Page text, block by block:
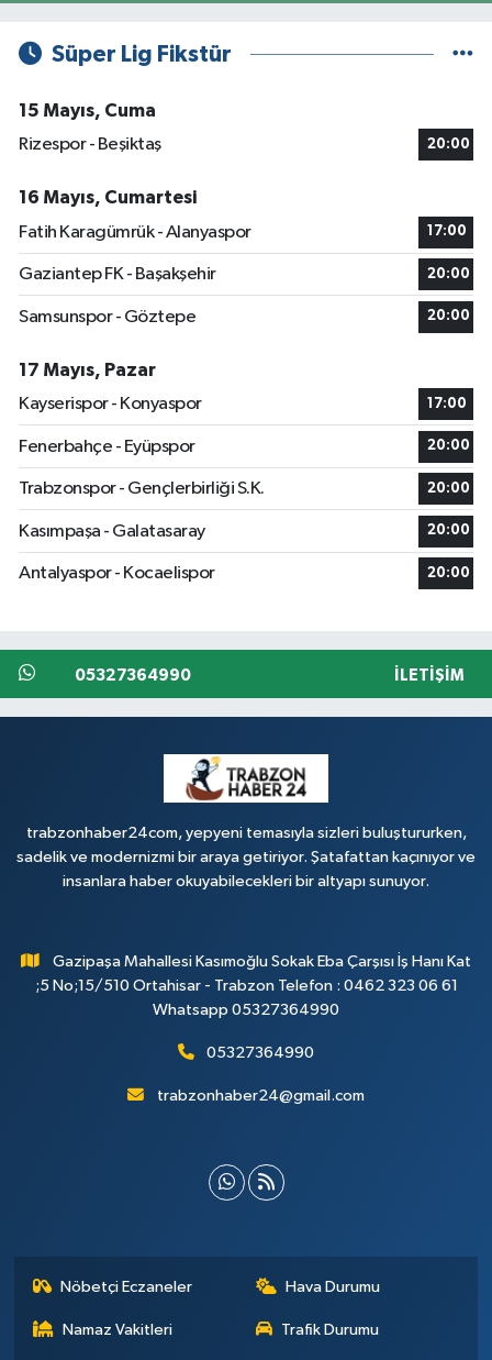
Süper Lig Fikstür
15 Mayıs, Cuma
Rizespor - Beşiktaş
20:00
16 Mayıs, Cumartesi
Fatih Karagümrük - Alanyaspor
17:00
Gaziantep FK - Başakşehir 20:00
Samsunspor - Göztepe 20:00
17 Mayıs, Pazar
Kayserispor - Konyaspor
17:00
Fenerbahçe - Eyüpspor 20:00
Trabzonspor - Gençlerbirliği S.K. 20:00
Kasımpaşa - Galatasaray 20:00
Antalyaspor - Kocaelispor 20:00
05327364990 İLETIŞIM
trabzonhaber24com, yepyeni temasıyla sizleri buluştururken,
sadelik ve modernizmi bir araya getiriyor. Şatafattan kaçınıyor ve
insanlara haber okuyabilecekleri bir altyapı sunuyor.
Gazipaşa Mahallesi Kasımoğlu Sokak Eba Çarşısı İş Hanı Kat
;5 No;15/510 Ortahisar - Trabzon Telefon : 0462 323 06 61
Whatsapp 05327364990
05327364990
trabzonhaber24@gmail.com
Nöbetçi Eczaneler Hava Durumu
Namaz Vakitleri Trafik Durumu